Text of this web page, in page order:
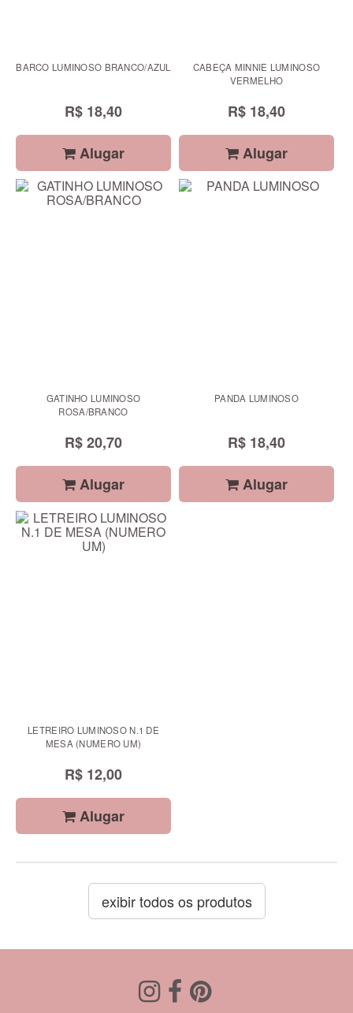
BARCO LUMINOSO BRANCO/AZUL
R$ 18,40
Alugar
CABEÇA MINNIE LUMINOSO
VERMELHO
R$ 18,40
Alugar
GATINHO LUMINOSO
ROSA/BRANCO
R$ 20,70
Alugar
PANDA LUMINOSO
R$ 18,40
Alugar
LETREIRO LUMINOSO N.1 DE
MESA (NUMERO UM)
R$ 12,00
Alugar
exibir todos os produtos